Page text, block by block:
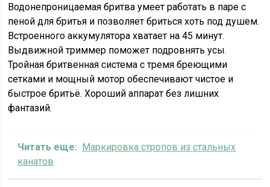
Водонепроницаемая бритва умеет работать в паре с
пеной для бритья и позволяет бриться хоть под душем.
Встроенного аккумулятора хватает на 45 минут.
Выдвижной триммер поможет подровнять усы.
Тройная бритвенная система с тремя бреющими
сетками и мощный мотор обеспечивают чистое и
быстрое бритьё. Хороший аппарат без лишних
фантазий.
Читать еще: Маркировка стропов из стальных
канатов